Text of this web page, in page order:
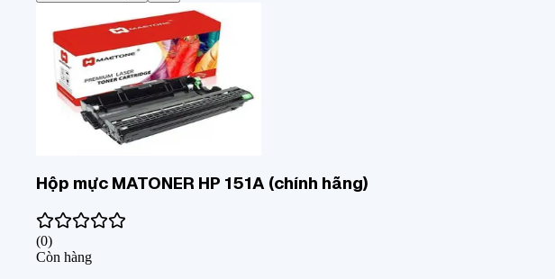
Hộp mực MATONER HP 151A (chính hãng)
(0)
Còn hàng